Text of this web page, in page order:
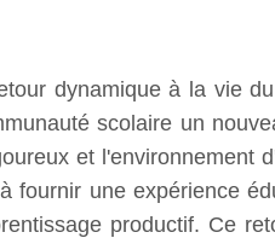
dynamique à la vie
scolaire un
et
fournir une expérience
productif. Ce